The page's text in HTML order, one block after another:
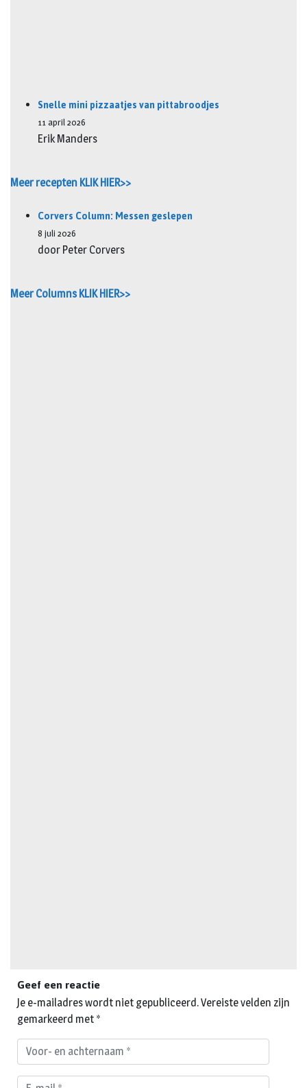
Snelle mini pizzaatjes van pittabroodjes
11 april 2026
Erik Manders
Meer recepten KLIK HIER>>
Corvers Column: Messen geslepen
8 juli 2026
door Peter Corvers
Meer Columns KLIK HIER>>
Geef een reactie
Je e-mailadres wordt niet gepubliceerd.Vereiste velden zijn
gemarkeerd met *